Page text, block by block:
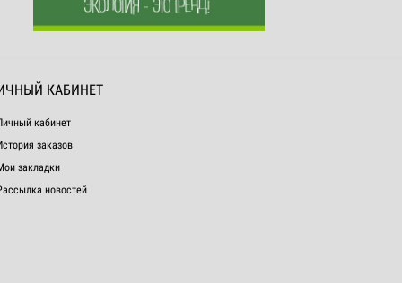
КАБИНЕТ
кабинет
заказов
закладки
новостей